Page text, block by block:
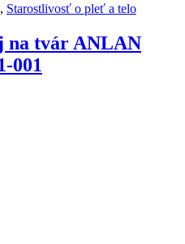
, Starostlivosť o pleť a telo
na tvár ANLAN
001